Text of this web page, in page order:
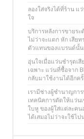
ลองใส่จริงได้ที่ร้าน
ใจ
บริการหลังการขายร
ไม่ว่าจะแตก หัก เสีย
ตัวแทนของแบรนด์นั้
อุ่นใจเมื่อแว่นชำรุดเ
เฉพาะ แว่นที่ซื้อจาก
กลับมาใช้งานได้อีกค
เรามีช่างผู้ชำนาญกา
เทคนิคการดัดให้แว่น
ใบหู ของผู้ใส่แต่ละคน
ได้เสมอไม่ว่าจะใช้ไป